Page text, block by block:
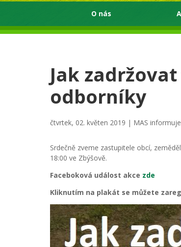
O nás
Jak
odborníky
čtvrtek, 02. květen 2019 | MAS informuje
Srdečně zveme zastupitele obcí,
18:00 ve Zbýšově.
Faceboková událost akce zde
Kliknutím na plakát se můžete